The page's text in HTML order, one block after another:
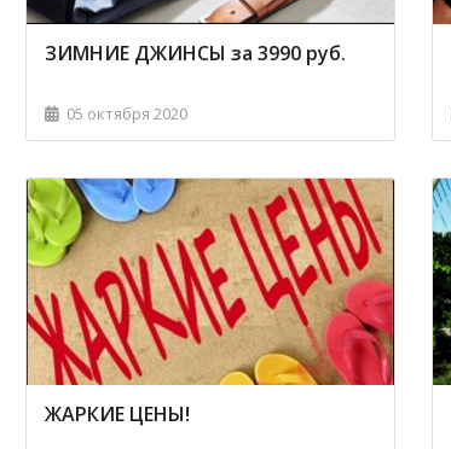
ЗИМНИЕ ДЖИНСЫ за 3990 руб.
05 октября 2020
ЖАРКИЕ ЦЕНЫ!